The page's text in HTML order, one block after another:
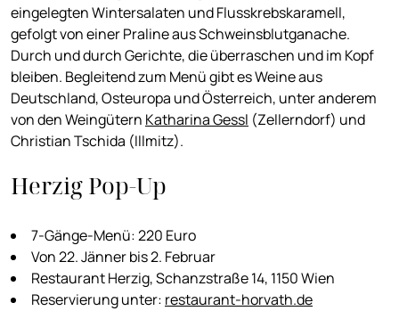
eingelegten Wintersalaten und Flusskrebskaramell,
gefolgt von einer Praline aus Schweinsblutganache.
Durch und durch Gerichte, die überraschen und im Kopf
bleiben. Begleitend zum Menü gibt es Weine aus
Deutschland, Osteuropa und Österreich, unter anderem
von den Weingütern Katharina Gessl (Zellerndorf) und
Christian Tschida (Illmitz).
Herzig Pop-Up
7-Gänge-Menü: 220 Euro
Von 22. Jänner bis 2. Februar
Restaurant Herzig, Schanzstraße 14, 1150 Wien
Reservierung unter: restaurant-horvath.de